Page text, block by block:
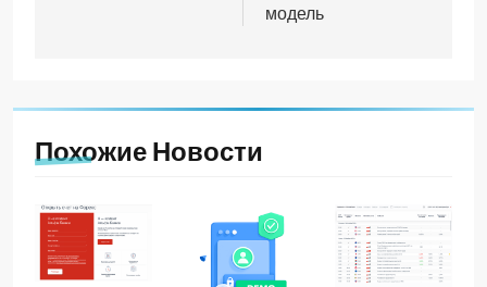
модель
Похожие Новости